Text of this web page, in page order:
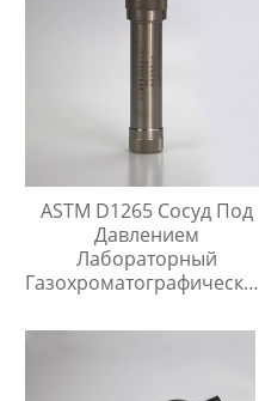
ASTM D1265 Сосуд Под
Давлением
Лабораторный
Газохроматографический